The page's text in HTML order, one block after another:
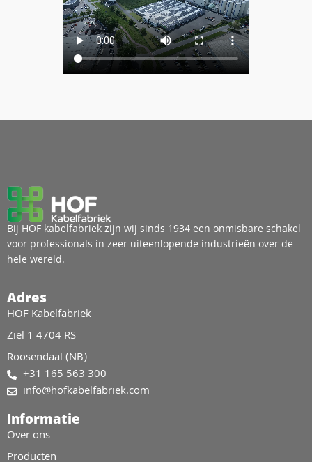
Bij HOF kabelfabriek zijn wij sinds 1934 een onmisbare schakel
voor professionals in zeer uiteenlopende industrieën over de
hele wereld.
Adres
HOF Kabelfabriek
Ziel 1 4704 RS
Roosendaal (NB)
+31 165 563 300
info@hofkabelfabriek.com
Informatie
Over ons
Producten